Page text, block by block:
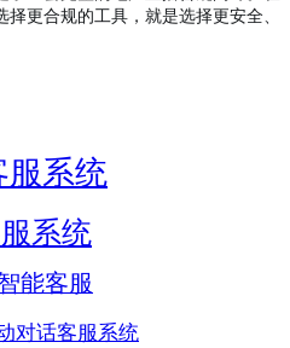
更合规的工具，就是选择更安全、
系统
系统
能客服
对话客服系统